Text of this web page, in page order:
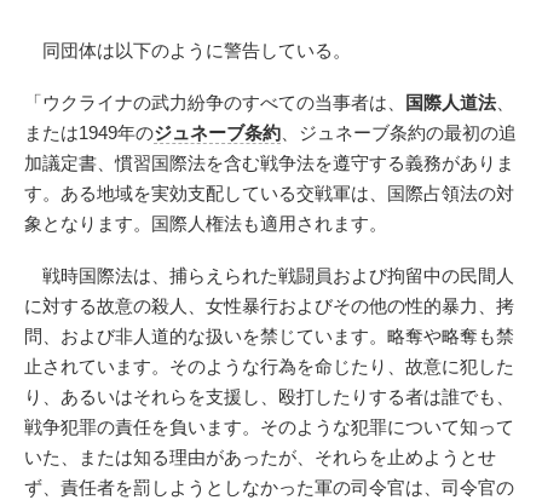
同団体は以下のように警告している。
「ウクライナの武力紛争のすべての当事者は、 国際人道法、
または1949年のジュネーブ条約 、ジュネーブ条約の最初の追
加議定書、慣習国際法を含む戦争法を遵守する義務がありま
す。ある地域を実効支配している交戦軍は、国際占領法の対
象となります。国際人権法も適用されます。
戦時国際法は、捕らえられた戦闘員および拘留中の民間人
に対する故意の殺人、女性暴行およびその他の性的暴力、拷
問、および非人道的な扱いを禁じています。略奪や略奪も禁
止されています。そのような行為を命じたり、故意に犯した
り、あるいはそれらを支援し、殴打したりする者は誰でも、
戦争犯罪の責任を負います。そのような犯罪について知って
いた、または知る理由があったが、それらを止めようとせ
ず、責任者を罰しようとしなかった軍の司令官は、司令官の